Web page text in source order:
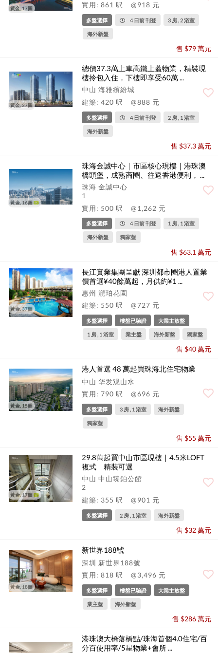
黃金, 17圖
實用: 861 呎
@918 元
多盤選擇 4 日前 刊登 3 房 , 2 浴室
海外新盤
售 $79 萬元
黃金, 27圖
總價37.3萬上車高鐵上蓋物業，精裝現
樓拎包入住，下樓即享受60萬 ...
中山 海雅繽紛城
建築: 420 呎
@888 元
多盤選擇 4 日前 刊登 2 房 , 1 浴室
海外新盤
售 $37.3 萬元
黃金, 16圖
珠海金誠中心｜市區核心現樓｜港珠澳
橋頭堡，成熟商圈、往返香港便利， ...
珠海 金誠中心
1
實用: 500 呎
@1,262 元
多盤選擇 4 日前 刊登 1 房 , 1 浴室
海外新盤 獨家盤
售 $63.1 萬元
黃金, 37圖
長江實業集團呈獻 深圳都市圈港人置業
價首選¥40餘萬起，月供約¥1 ...
惠州 瀧珀花園
建築: 550 呎
@727 元
多盤選擇 樓盤已驗證 大業主放盤
1 房 , 1 浴室 業主盤 海外新盤 獨家盤
售 $40 萬元
黃金, 15圖
港人首選 48 萬起買珠海北住宅物業
中山 华发观山水
實用: 790 呎
@696 元
多盤選擇 3 房 , 1 浴室 海外新盤
獨家盤
售 $55 萬元
黃金, 17圖
29.8萬起買中山市區現樓｜4.5米LOFT
複式｜精裝可選
中山 中山臻鉑公館
2
建築: 355 呎
@901 元
多盤選擇 2 房 , 1 浴室 海外新盤
售 $32 萬元
黃金, 18圖
新世界188號
深圳 新世界188號
實用: 818 呎
@3,496 元
多盤選擇 樓盤已驗證 大業主放盤
業主盤 海外新盤
售 $286 萬元
港珠澳大橋落橋點/珠海首個4.0住宅/百
分百使用率/5星物業+會所 ...